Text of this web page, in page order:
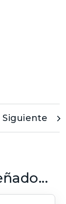
Siguiente